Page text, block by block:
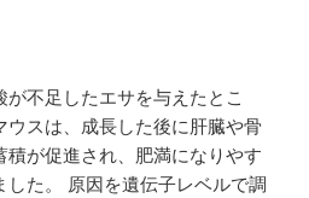
不足したエサを与えたとこ
ウスは、成長した後に肝臓や骨
が促進され、肥満になりやす
た。 原因を遺伝子レベルで調